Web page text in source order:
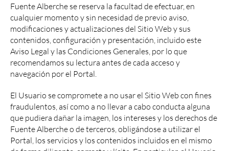
Fuente Alberche se reserva la facultad de efectuar, en
cualquier momento y sin necesidad de previo aviso,
modificaciones y actualizaciones del Sitio Web y sus
contenidos, configuración y presentación, incluido este
Aviso Legal y las Condiciones Generales, por lo que
recomendamos su lectura antes de cada acceso y
navegación por el Portal.
El Usuario se compromete a no usar el Sitio Web con fines
fraudulentos, así como a no llevar a cabo conducta alguna
que pudiera dañar la imagen, los intereses y los derechos de
Fuente Alberche o de terceros, obligándose a utilizar el
Portal, los servicios y los contenidos incluidos en el mismo